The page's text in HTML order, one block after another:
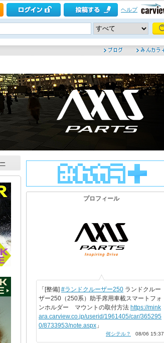
ヘルプ
プロフィール
「[整備] #ランドクルーザー250 ランドクルー
ザー250（250系）助手席用車載スマートフォ
ンホルダー マウントの取付方法 https://mink
ara.carview.co.jp/userid/1961405/car/365295
0/8733953/note.aspx 」
何シテル？ 08/06 15:37